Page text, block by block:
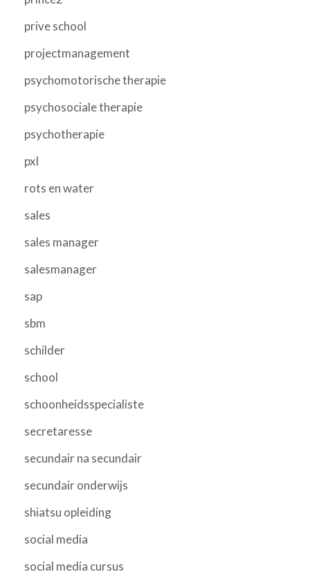
prive school
projectmanagement
psychomotorische therapie
psychosociale therapie
psychotherapie
pxl
rots en water
sales
sales manager
salesmanager
sap
sbm
schilder
school
schoonheidsspecialiste
secretaresse
secundair na secundair
secundair onderwijs
shiatsu opleiding
social media
social media cursus